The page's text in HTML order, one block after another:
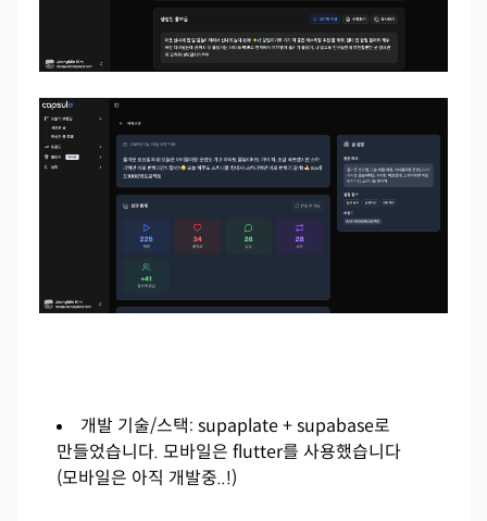
개발 기술/스택: supaplate + supabase로
만들었습니다. 모바일은 flutter를 사용했습니다
(모바일은 아직 개발중..!)